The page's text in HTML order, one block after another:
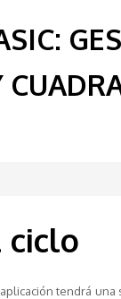
ciclo
tendrá